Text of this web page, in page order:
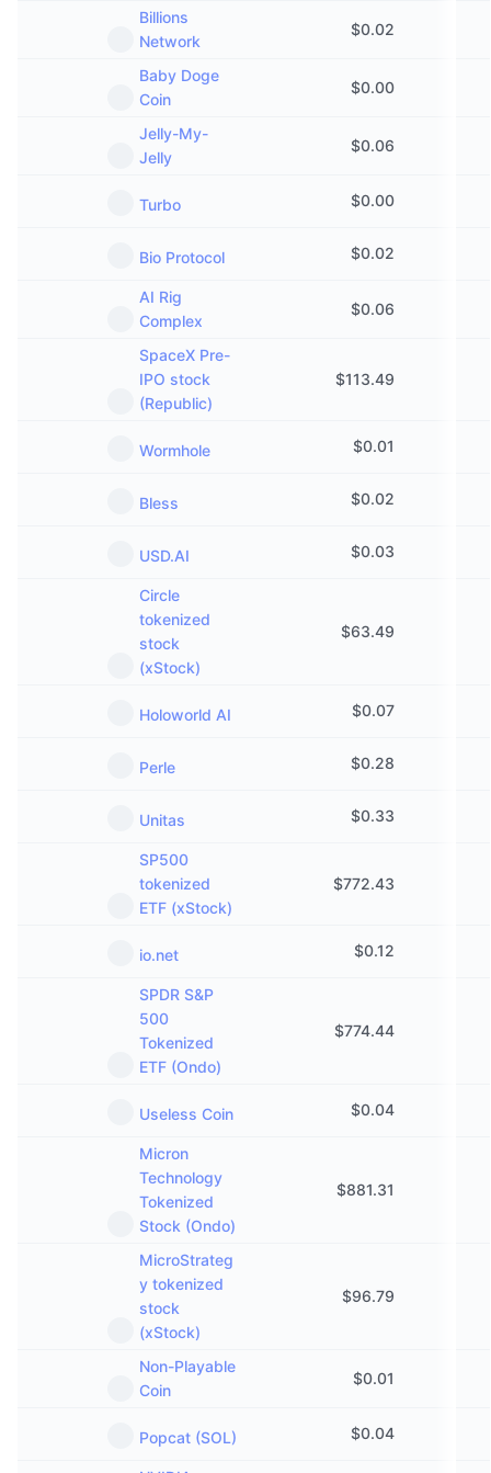
Billions
Network
$0.02
Baby Doge
Coin
$0.00
Jelly-My-
Jelly
$0.06
Turbo $0.00
Bio Protocol $0.02
AI Rig
Complex
$0.06
SpaceX Pre-
IPO stock
(Republic)
$113.49
Wormhole $0.01
Bless $0.02
USD.AI $0.03
Circle
tokenized
stock
(xStock)
$63.49
Holoworld AI $0.07
Perle $0.28
Unitas $0.33
SP500
tokenized
ETF (xStock)
$772.43
io.net $0.12
SPDR S&P
500
Tokenized
ETF (Ondo)
$774.44
Useless Coin $0.04
Micron
Technology
Tokenized
Stock (Ondo)
$881.31
MicroStrateg
y tokenized
stock
(xStock)
$96.79
Non-Playable
Coin
$0.01
Popcat (SOL) $0.04